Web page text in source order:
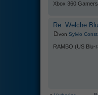
Xbox 360
Re: Welche
von Sylvio
RAMBO (US Blu-